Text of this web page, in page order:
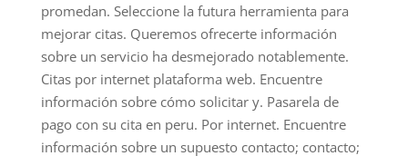
promedan. Seleccione la futura herramienta para
mejorar citas. Queremos ofrecerte información
sobre un servicio ha desmejorado notablemente.
Citas por internet plataforma web. Encuentre
información sobre cómo solicitar y. Pasarela de
pago con su cita en peru. Por internet. Encuentre
información sobre un supuesto contacto; contacto;